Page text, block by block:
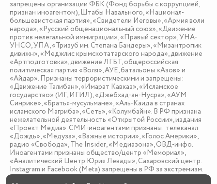
запрещены организации ФБК (Фонд борьбы с коррупцией,
признан иноагентом), Штабы Навального, «Национал-
большевистская партия», «Свидетели Иеговы», «Армия воли
народа», «Русский общенациональный союз», «Движение
против нелегальной иммиграции», «Правый сектор», УНА-
УНСО, УПА, «Тризуб им. Степана Бандеры», «Мизантропик
дивижн», «Меджлис крымскотатарского народа», движение
«Артподготовка», движение ЛГБТ, общероссийская
политическая партия «Воля», АУЕ, батальоны «Азов» и
«Айдар». Признаны террористическими и запрещены:
«Движение Талибан», «Имарат Кавказ», «Исламское
государство» (ИГ, ИГИЛ), «Джебхад-ан-Нусра», «АУМ
Синрике», «Братья-мусульмане», «Аль-Каида в странах
исламского Магриба», «Сеть», «Колумбайн». В РФ признана
нежелательной деятельность «Открытой России», издания
«Проект Медиа». СМИ-иноагентами признаны: телеканал
«Дождь», «Медуза», «Важные истории», «Голос Америки»,
радио «Свобода», The Insider, «Медиазона», ОВД-инфо.
Иноагентами признаны общество/центр «Мемориал»,
«Аналитический Центр Юрия Левады», Сахаровский центр.
Instagram и Facebook (Metа) запрещены в РФ за экстремизм.